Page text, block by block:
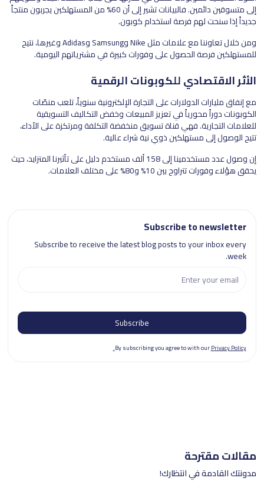
إلى متسوقين دائمين. فالبيانات تشير إلى أن 60% من المستهلكين يجربون منتجاً
جديداً إذا سنحت لهم فرصة استخدام كوبون.
ومن خلال تعاوننا مع علامات مثل Nike وSamsung وAdidas وغيرها، نتيح
للمستهلكين فرصة الحصول على وفورات كبيرة في مشترياتهم اليومية.
الأثر الاقتصادي للكوبونات الرقمية
مع إنفاق مليارات الدولارات على التجارة الإلكترونية سنوياً، تلعب منصّات
الكوبونات دوراً محورياً في تعزيز المبيعات وخفض التكاليف التسويقية
للعلامات التجارية. فهي قناة تسويق منخفضة التكلفة ومرتكزة على الأداء،
تتيح الوصول إلى مستهلكين ذوي نية شراء عالية.
إن وصول عدد مستخدمينا إلى 158 ألف مستخدم دليل على تأثيرنا المتزايد، حيث
يحقق هؤلاء وفورات تتراوح بين 10% و80% على مختلف العلامات.
Subscribe to newsletter
Subscribe to receive the latest blog posts to your inbox every
week.
By subscribing you agree to with ourPrivacy Policy.
مقالات مقترحة
مدونتك القادمة في انتظارك!